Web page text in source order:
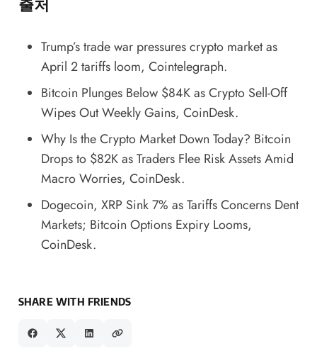
Trump’s trade war pressures crypto market as
April 2 tariffs loom, Cointelegraph.
Bitcoin Plunges Below $84K as Crypto Sell-Off
Wipes Out Weekly Gains, CoinDesk.
Why Is the Crypto Market Down Today? Bitcoin
Drops to $82K as Traders Flee Risk Assets Amid
Macro Worries, CoinDesk.
Dogecoin, XRP Sink 7% as Tariffs Concerns Dent
Markets; Bitcoin Options Expiry Looms,
CoinDesk.
SHARE WITH FRIENDS